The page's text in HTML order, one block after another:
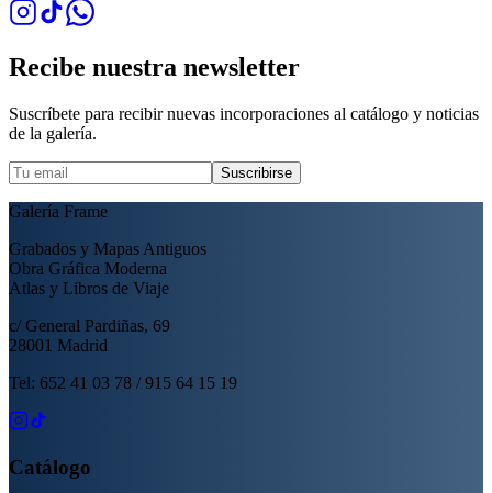
Recibe nuestra newsletter
Suscríbete para recibir nuevas incorporaciones al catálogo y noticias
de la galería.
Suscribirse
Galería Frame
Grabados y Mapas Antiguos
Obra Gráfica Moderna
Atlas y Libros de Viaje
c/ General Pardiñas, 69
28001 Madrid
Tel: 652 41 03 78 / 915 64 15 19
Catálogo